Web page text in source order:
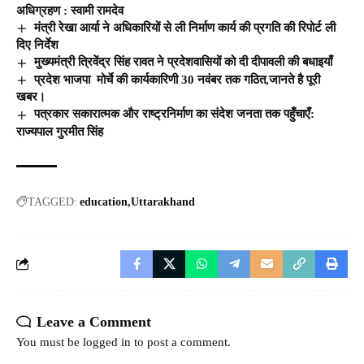
अधिग्रहण : स्वामी रामदेव
मंत्री रेखा आर्या ने अधिकारियों से ली निर्माण कार्य की प्रगति की रिपोर्ट ली
दिए निर्देश
मुख्यमंत्री त्रिवेंद्र सिंह रावत ने प्रदेशवासियों को दी दीपावली की बधाइयाँ
प्रदेश भाजपा मोर्चे की कार्यकारिणी 30 नवंबर तक गठित,जानते है पूरी
खबर।
पत्रकार सकारात्मक और राष्ट्रनिर्माण का संदेश जनता तक पहुँचाएँ:
राज्यपाल गुरमीत सिंह
TAGGED: education Uttarakhand
Leave a Comment
You must be logged in to post a comment.